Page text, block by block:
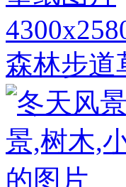
森林步道